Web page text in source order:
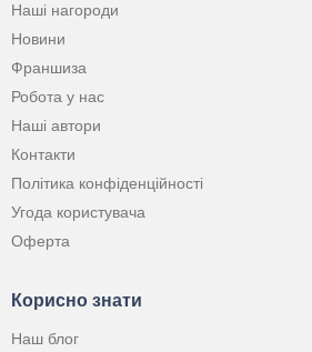
Наші нагороди
Новини
Франшиза
Робота у нас
Наші автори
Контакти
Політика конфіденційності
Угода користувача
Оферта
Корисно знати
Наш блог